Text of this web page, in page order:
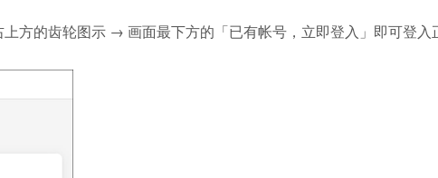
方的齿轮图示 → 画面最下方的「已有帐号，立即登入」即可登入